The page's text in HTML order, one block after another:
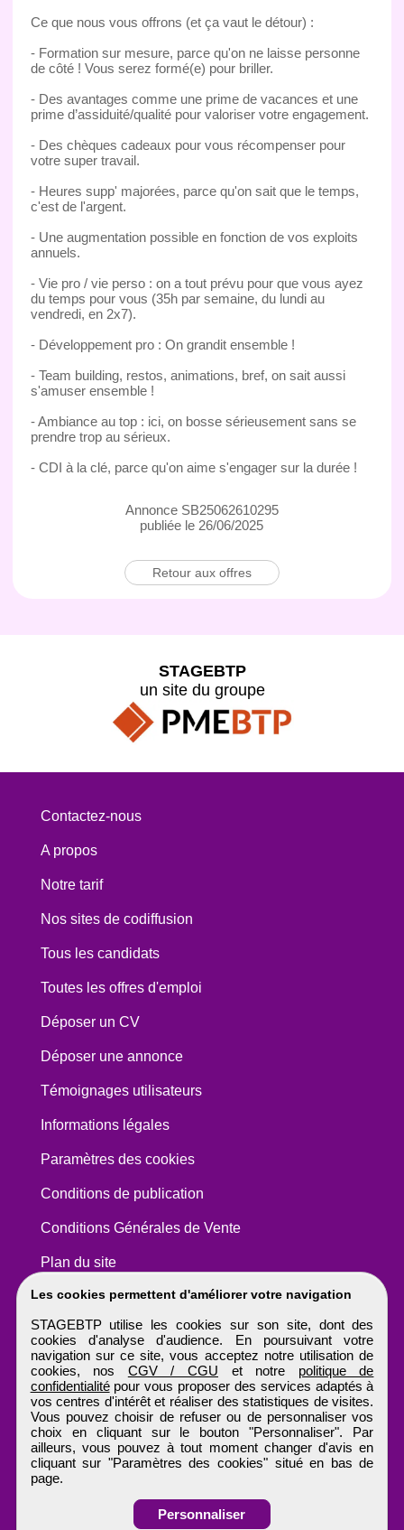
Ce que nous vous offrons (et ça vaut le détour) :
- Formation sur mesure, parce qu'on ne laisse personne
de côté ! Vous serez formé(e) pour briller.
- Des avantages comme une prime de vacances et une
prime d’assiduité/qualité pour valoriser votre engagement.
- Des chèques cadeaux pour vous récompenser pour
votre super travail.
- Heures supp' majorées, parce qu'on sait que le temps,
c'est de l'argent.
- Une augmentation possible en fonction de vos exploits
annuels.
- Vie pro / vie perso : on a tout prévu pour que vous ayez
du temps pour vous (35h par semaine, du lundi au
vendredi, en 2x7).
- Développement pro : On grandit ensemble !
- Team building, restos, animations, bref, on sait aussi
s'amuser ensemble !
- Ambiance au top : ici, on bosse sérieusement sans se
prendre trop au sérieux.
- CDI à la clé, parce qu'on aime s'engager sur la durée !
Annonce SB25062610295
publiée le 26/06/2025
Retour aux offres
Les cookies permettent d'améliorer votre navigation
STAGEBTP utilise les cookies sur son site, dont des
cookies d'analyse d'audience. En poursuivant votre
navigation sur ce site, vous acceptez notre utilisation de
cookies, nos CGV / CGU et notre politique de
confidentialitépour vous proposer des services adaptés à
vos centres d'intérêt et réaliser des statistiques de visites.
Vous pouvez choisir de refuser ou de personnaliser vos
choix en cliquant sur le bouton "Personnaliser". Par
ailleurs, vous pouvez à tout moment changer d'avis en
cliquant sur "Paramètres des cookies" situé en bas de
page.
Personnaliser
STAGEBTP
un site du groupe
Contactez-nous
A propos
Notre tarif
Nos sites de codiffusion
Tous les candidats
Toutes les offres d'emploi
Déposer un CV
Déposer une annonce
Témoignages utilisateurs
Informations légales
Paramètres des cookies
Conditions de publication
Conditions Générales de Vente
Plan du site